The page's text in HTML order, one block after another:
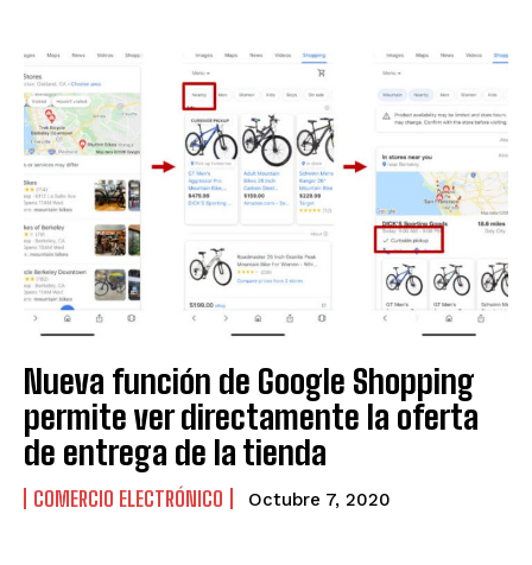
Nueva función de Google Shopping
permite ver directamente la oferta
de entrega de la tienda
COMERCIO ELECTRÓNICO Octubre 7, 2020